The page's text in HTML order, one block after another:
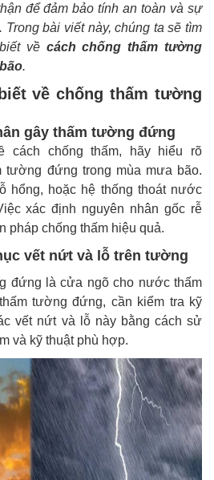
để đảm bảo tính an toàn và sự
bài viết này, chúng ta sẽ tìm
về cách chống thấm tường
.
về chống thấm tường
gây thấm tường đứng
cách chống thấm, hãy hiểu rõ
tường đứng trong mùa mưa bão.
hổng, hoặc hệ thống thoát nước
xác định nguyên nhân gốc rễ
pháp chống thấm hiệu quả.
vết nứt và lỗ trên tường
đứng là cửa ngõ cho nước thấm
tường đứng, cần kiểm tra kỹ
vết nứt và lỗ này bằng cách sử
và kỹ thuật phù hợp.